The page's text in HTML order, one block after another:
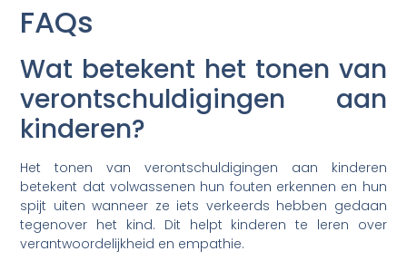
FAQs
Wat betekent het tonen van
verontschuldigingen aan
kinderen?
Het tonen van verontschuldigingen aan kinderen
betekent dat volwassenen hun fouten erkennen en hun
spijt uiten wanneer ze iets verkeerds hebben gedaan
tegenover het kind. Dit helpt kinderen te leren over
verantwoordelijkheid en empathie.